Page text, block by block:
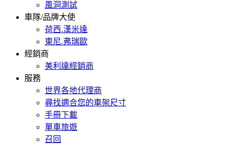
風洞測試
車隊/品牌大使
荷西.漢米達
東尼.弗瑞歐
經銷商
美利達經銷商
服務
世界各地代理商
尋找適合您的車架尺寸
手冊下載
單車旅遊
召回